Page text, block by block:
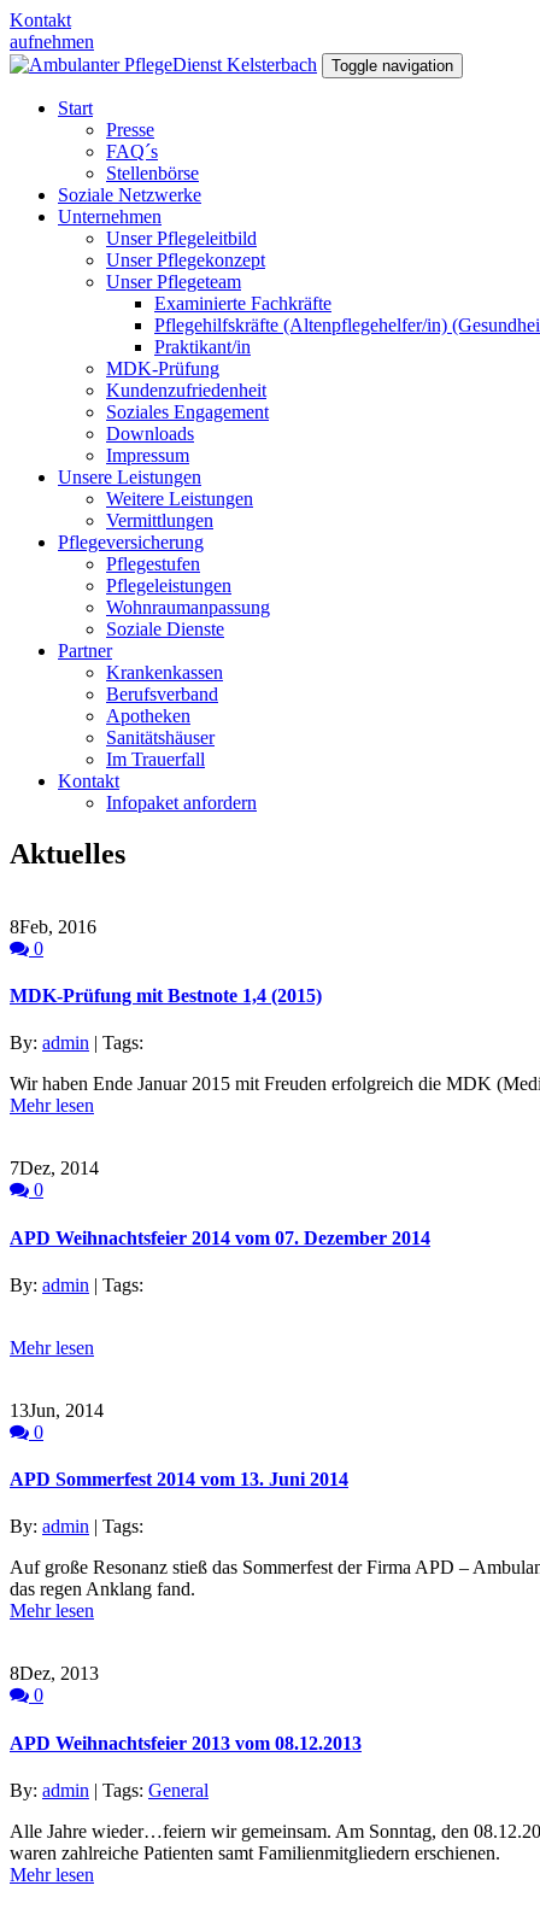
Kontakt
aufnehmen
Toggle navigation
Start
Presse
FAQ´s
Stellenbörse
Soziale Netzwerke
Unternehmen
Unser Pflegeleitbild
Unser Pflegekonzept
Unser Pflegeteam
Examinierte Fachkräfte
Pflegehilfskräfte (Altenpflegehelfer/in)
Praktikant/in
MDK-Prüfung
Kundenzufriedenheit
Soziales Engagement
Downloads
Impressum
Unsere Leistungen
Weitere Leistungen
Vermittlungen
Pflegeversicherung
Pflegestufen
Pflegeleistungen
Wohnraumanpassung
Soziale Dienste
Partner
Krankenkassen
Berufsverband
Apotheken
Sanitätshäuser
Im Trauerfall
Kontakt
Infopaket anfordern
Aktuelles
8Feb, 2016
0
MDK-Prüfung mit Bestnote 1,4 (2015)
By: admin | Tags:
Wir haben Ende Januar 2015 mit Freuden erfolgreich die MDK
Mehr lesen
7Dez, 2014
0
APD Weihnachtsfeier 2014 vom 07. Dezember 2014
By: admin | Tags:
Mehr lesen
13Jun, 2014
0
APD Sommerfest 2014 vom 13. Juni 2014
By: admin | Tags:
Auf große Resonanz stieß das Sommerfest der Firma APD –
das regen Anklang fand.
Mehr lesen
8Dez, 2013
0
APD Weihnachtsfeier 2013 vom 08.12.2013
By: admin | Tags: General
Alle Jahre wieder…feiern wir gemeinsam. Am Sonntag, den
waren zahlreiche Patienten samt Familienmitgliedern erschienen.
Mehr lesen